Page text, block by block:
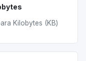
Kilobytes (KB)